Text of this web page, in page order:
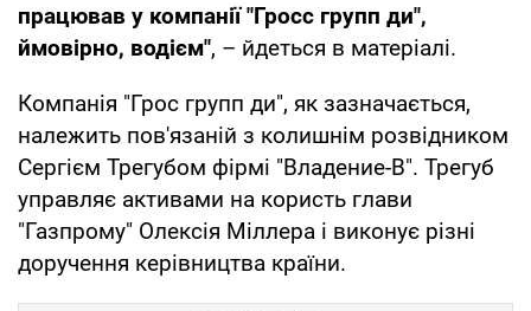
працював у компанії "Гросс групп ди",
ймовірно, водієм", – йдеться в матеріалі.
Компанія "Грос групп ди", як зазначається,
належить пов'язаній з колишнім розвідником
Сергієм Трегубом фірмі "Владение-В". Трегуб
управляє активами на користь глави
"Газпрому" Олексія Міллера і виконує різні
доручення керівництва країни.